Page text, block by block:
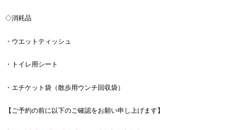
◇消耗品
・ウエットティッシュ
・トイレ用シート
・エチケット袋（散歩用ウンチ回収袋）
【ご予約の前に以下のご確認をお願い申し上げます】